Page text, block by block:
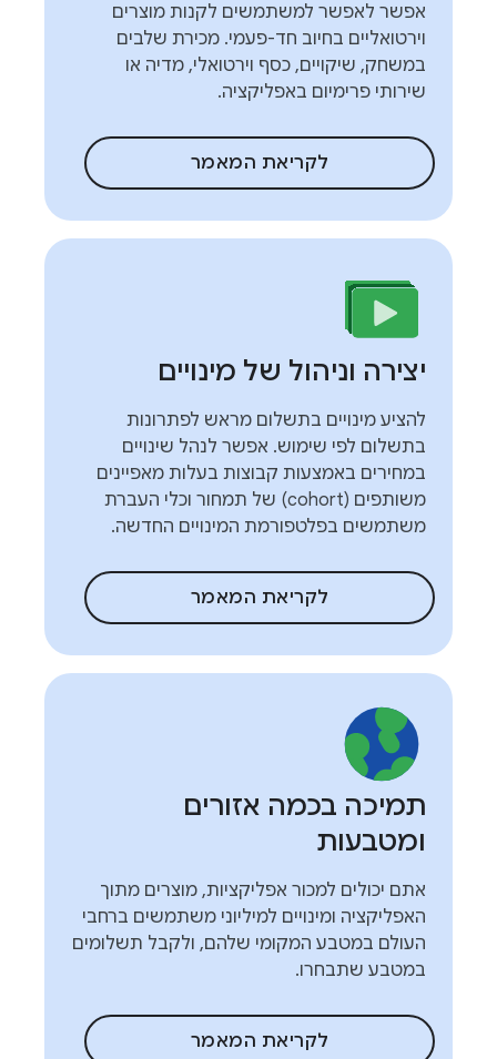
אפשר לאפשר למשתמשים לקנות מוצרים
וירטואליים בחיוב חד-פעמי. מכירת שלבים
במשחק, שיקויים, כסף וירטואלי, מדיה או
שירותי פרימיום באפליקציה.
לקריאת המאמר
יצירה וניהול של מינויים
להציע מינויים בתשלום מראש לפתרונות
בתשלום לפי שימוש. אפשר לנהל שינויים
במחירים באמצעות קבוצות בעלות מאפיינים
משותפים (cohort) של תמחור וכלי העברת
משתמשים בפלטפורמת המינויים החדשה.
לקריאת המאמר
תמיכה בכמה אזורים
ומטבעות
אתם יכולים למכור אפליקציות, מוצרים מתוך
האפליקציה ומינויים למיליוני משתמשים ברחבי
העולם במטבע המקומי שלהם, ולקבל תשלומים
במטבע שתבחרו.
לקריאת המאמר